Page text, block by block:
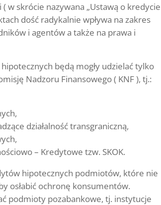
w skrócie nazywana „Ustawą o kredycie
dość radykalnie wpływa na zakres
i agentów a także na prawa i
będą mogły udzielać tylko
Nadzoru Finansowego ( KNF ), tj.:
działalność transgraniczną,
– Kredytowe tzw. SKOK.
hipotecznych podmiotów, które nie
osłabić ochronę konsumentów.
podmioty pozabankowe, tj. instytucje